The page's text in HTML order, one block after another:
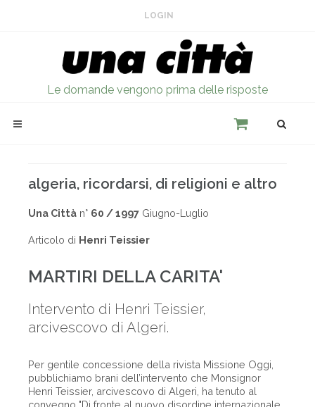
LOGIN
Le domande vengono prima delle risposte
algeria, ricordarsi, di religioni e altro
Una Città n° 60 / 1997 Giugno-Luglio
Articolo di Henri Teissier
MARTIRI DELLA CARITA'
Intervento di Henri Teissier,
arcivescovo di Algeri.
Per gentile concessione della rivista Missione Oggi,
pubblichiamo brani dell’intervento che Monsignor
Henri Teissier, arcivescovo di Algeri, ha tenuto al
convegno "Di fronte al nuovo disordine internazionale,